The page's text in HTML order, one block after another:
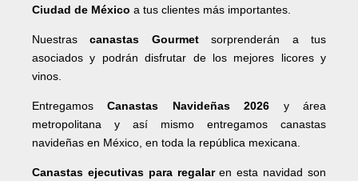
Ciudad de México a tus clientes más importantes.
Nuestrascanastas Gourmetsorprenderán a tus
asociados y podrán disfrutar de los mejores licores y
vinos.
EntregamosCanastas Navideñas 2026 y área
metropolitana y así mismo entregamos canastas
navideñas en México, en toda la república mexicana.
Canastas ejecutivas para regalaren esta navidad son